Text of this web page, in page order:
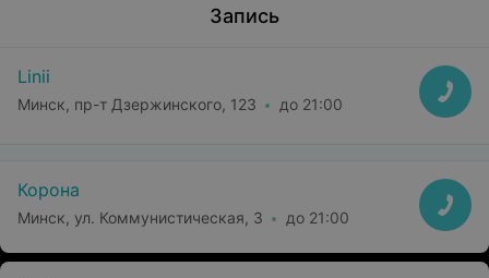
Запись
Linii
Минск, пр-т Дзержинского, 123 до 21:00
Корона
Минск, ул. Коммунистическая, 3 до 21:00